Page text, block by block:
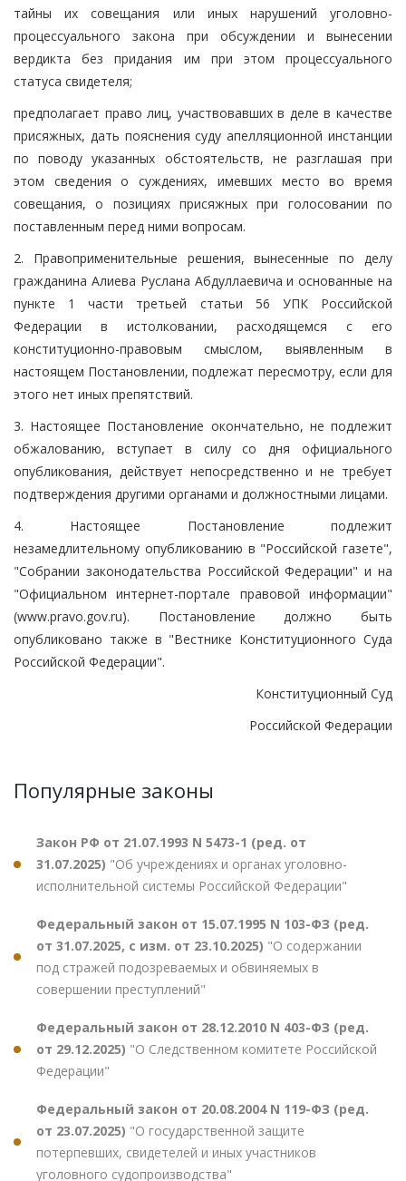
тайны их совещания или иных нарушений уголовно-
процессуального закона при обсуждении и вынесении
вердикта без придания им при этом процессуального
статуса свидетеля;
предполагает право лиц, участвовавших в деле в качестве
присяжных, дать пояснения суду апелляционной инстанции
по поводу указанных обстоятельств, не разглашая при
этом сведения о суждениях, имевших место во время
совещания, о позициях присяжных при голосовании по
поставленным перед ними вопросам.
2. Правоприменительные решения, вынесенные по делу
гражданина Алиева Руслана Абдуллаевича и основанные на
пункте 1 части третьей статьи 56 УПК Российской
Федерации в истолковании, расходящемся с его
конституционно-правовым смыслом, выявленным в
настоящем Постановлении, подлежат пересмотру, если для
этого нет иных препятствий.
3. Настоящее Постановление окончательно, не подлежит
обжалованию, вступает в силу со дня официального
опубликования, действует непосредственно и не требует
подтверждения другими органами и должностными лицами.
4. Настоящее Постановление подлежит
незамедлительному опубликованию в "Российской газете",
"Собрании законодательства Российской Федерации" и на
"Официальном интернет-портале правовой информации"
(www.pravo.gov.ru). Постановление должно быть
опубликовано также в "Вестнике Конституционного Суда
Российской Федерации".
Конституционный Суд
Российской Федерации
Популярные законы
Закон РФ от 21.07.1993 N 5473-1 (ред. от
31.07.2025) "Об учреждениях и органах уголовно-
исполнительной системы Российской Федерации"
Федеральный закон от 15.07.1995 N 103-ФЗ (ред.
от 31.07.2025, с изм. от 23.10.2025) "О содержании
под стражей подозреваемых и обвиняемых в
совершении преступлений"
Федеральный закон от 28.12.2010 N 403-ФЗ (ред.
от 29.12.2025) "О Следственном комитете Российской
Федерации"
Федеральный закон от 20.08.2004 N 119-ФЗ (ред.
от 23.07.2025) "О государственной защите
потерпевших, свидетелей и иных участников
уголовного судопроизводства"